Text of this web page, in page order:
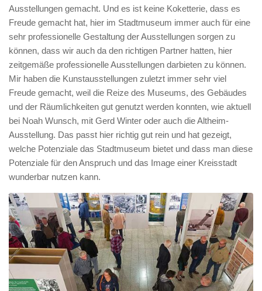
Ausstellungen gemacht. Und es ist keine Koketterie, dass es
Freude gemacht hat, hier im Stadtmuseum immer auch für eine
sehr professionelle Gestaltung der Ausstellungen sorgen zu
können, dass wir auch da den richtigen Partner hatten, hier
zeitgemäße professionelle Ausstellungen darbieten zu können.
Mir haben die Kunstausstellungen zuletzt immer sehr viel
Freude gemacht, weil die Reize des Museums, des Gebäudes
und der Räumlichkeiten gut genutzt werden konnten, wie aktuell
bei Noah Wunsch, mit Gerd Winter oder auch die Altheim-
Ausstellung. Das passt hier richtig gut rein und hat gezeigt,
welche Potenziale das Stadtmuseum bietet und dass man diese
Potenziale für den Anspruch und das Image einer Kreisstadt
wunderbar nutzen kann.